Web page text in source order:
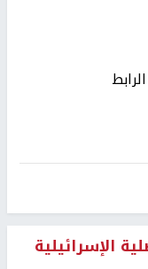
الإسرائيلية